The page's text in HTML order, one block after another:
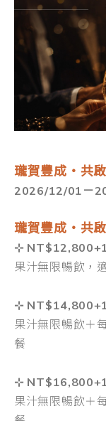
瓏賀豐成・共
2026/12/01－
瓏賀豐成・共
⊹
果汁無限暢飲，
⊹
果汁無限暢飲＋
餐
⊹
果汁無限暢飲＋